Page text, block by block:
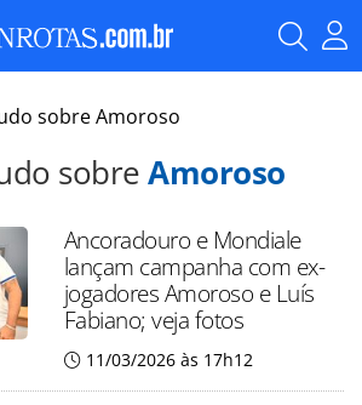
sobre Amoroso
sobreAmoroso
Ancoradouro e Mondiale
lançam campanha com ex-
jogadores Amoroso e Luís
Fabiano; veja fotos
11/03/2026 às 17h12